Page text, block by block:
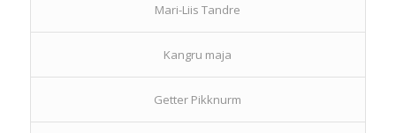
Mari-Liis Tandre
Kangru maja
Getter Pikknurm